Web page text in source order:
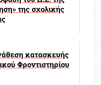
της σχολικής
κατασκευής
Φροντιστηρίου